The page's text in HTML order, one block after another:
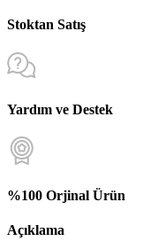
Stoktan Satış
Yardım ve Destek
%100 Orjinal Ürün
Açıklama